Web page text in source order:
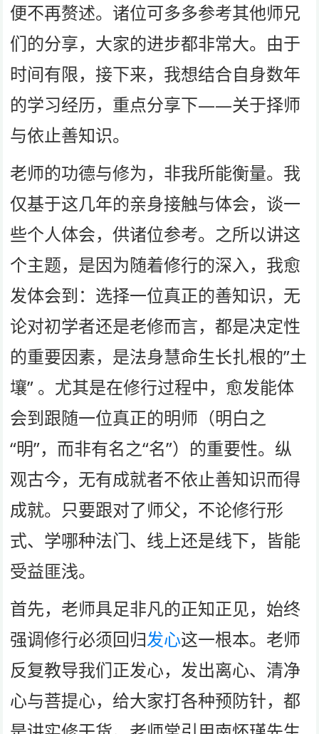
便不再赘述。诸位可多多参考其他师兄
们的分享，大家的进步都非常大。由于
时间有限，接下来，我想结合自身数年
的学习经历，重点分享下——关于择师
与依止善知识。
老师的功德与修为，非我所能衡量。我
仅基于这几年的亲身接触与体会，谈一
些个人体会，供诸位参考。之所以讲这
个主题，是因为随着修行的深入，我愈
发体会到：选择一位真正的善知识，无
论对初学者还是老修而言，都是决定性
的重要因素，是法身慧命生长扎根的”土
壤” 。尤其是在修行过程中，愈发能体
会到跟随一位真正的明师（明白之
“明”，而非有名之“名”）的重要性。纵
观古今，无有成就者不依止善知识而得
成就。只要跟对了师父，不论修行形
式、学哪种法门、线上还是线下，皆能
受益匪浅。
首先，老师具足非凡的正知正见，始终
强调修行必须回归发心这一根本。老师
反复教导我们正发心，发出离心、清净
心与菩提心，给大家打各种预防针，都